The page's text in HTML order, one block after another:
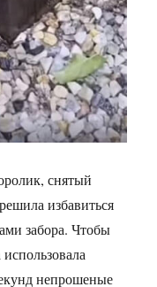
снятый
избавиться
забора. Чтобы
непрошеные